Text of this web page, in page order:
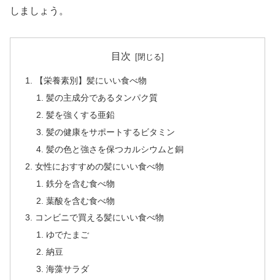
しましょう。
目次
【栄養素別】髪にいい食べ物
髪の主成分であるタンパク質
髪を強くする亜鉛
髪の健康をサポートするビタミン
髪の色と強さを保つカルシウムと銅
女性におすすめの髪にいい食べ物
鉄分を含む食べ物
葉酸を含む食べ物
コンビニで買える髪にいい食べ物
ゆでたまご
納豆
海藻サラダ